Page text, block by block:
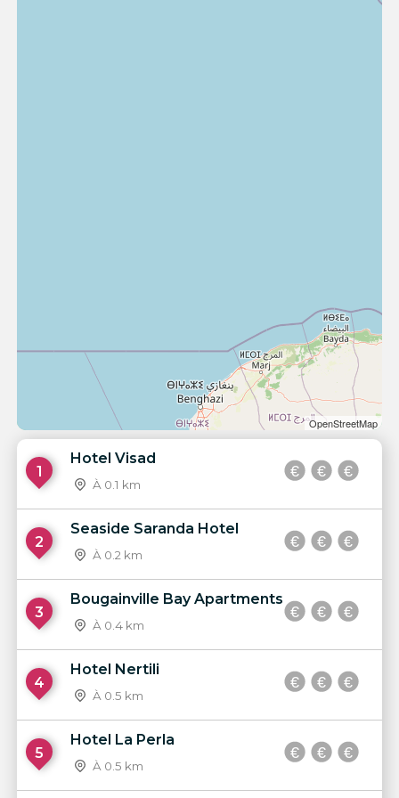
OpenStreetMap
1
Hotel Visad
À 0.1 km
2
Seaside Saranda Hotel
À 0.2 km
3
Bougainville Bay Apartments
À 0.4 km
4
Hotel Nertili
À 0.5 km
5
Hotel La Perla
À 0.5 km